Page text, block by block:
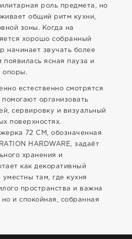
роль предмета, но
общий ритм кухни,
зоны. Когда на
хорошо собранный
начинает звучать более
появилась ясная пауза и
опоры.
естественно смотрятся
организовать
сервировку и визуальный
поверхностях.
72 CM, обозначенная
HARDWARE, задаёт
хранения и
как декоративный
там, где кухня
пространства и важна
и спокойная, собранная